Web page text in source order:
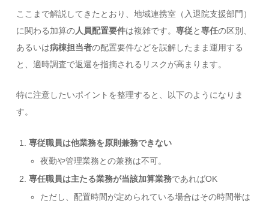
ここまで解説してきたとおり、地域連携室（入退院支援部門）
に関わる加算の人員配置要件は複雑です。専従と専任の区別、
あるいは病棟担当者の配置要件などを誤解したまま運用する
と、適時調査で返還を指摘されるリスクが高まります。
特に注意したいポイントを整理すると、以下のようになりま
す。
専従職員は他業務を原則兼務できない
夜勤や管理業務との兼務は不可。
専任職員は主たる業務が当該加算業務であればOK
ただし、配置時間が定められている場合はその時間帯は